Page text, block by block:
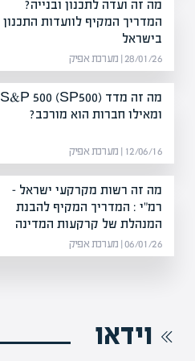
מה זה ועדה לתכנון ובנייה?
המדריך המקיף לוועדות התכנון
בישראל
28/01/26 | מערכת אפיק
מה זה מדד S&P 500 (SP500)
ומאילו חברות הוא מורכב?
12/06/16 | מערכת אפיק
מה זה רשות מקרקעי ישראל –
רמ"י : המדריך המקיף להבנת
המנהלת של קרקעות המדינה
06/01/26 | מערכת אפיק
וידאו